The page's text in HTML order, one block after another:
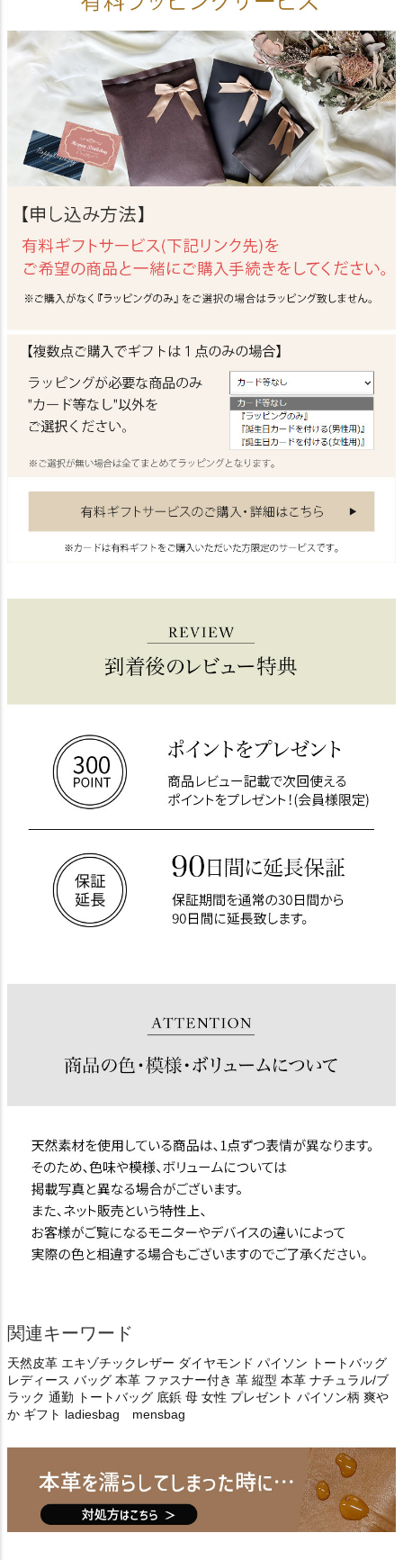
関連キーワード
天然皮革 エキゾチックレザー ダイヤモンド パイソン トートバッグ
レディース バッグ 本革 ファスナー付き 革 縦型 本革 ナチュラル/ブ
ラック 通勤 トートバッグ 底鋲 母 女性 プレゼント パイソン柄 爽や
か ギフト ladiesbag mensbag